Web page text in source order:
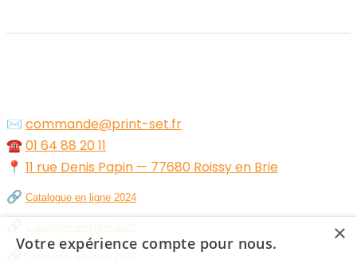
✉️ commande@print-set.fr
☎️01 64 88 20 11
📍 11 rue Denis Papin — 77680 Roissy en Brie
🔗 Catalogue en ligne 2024
×
Votre expérience compte pour nous.